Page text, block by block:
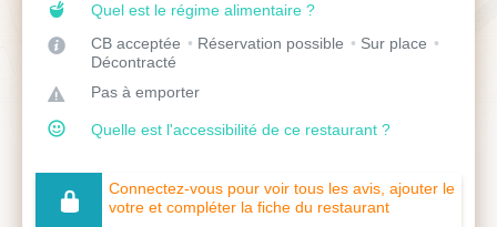
Quel est le régime alimentaire ?
CB acceptée
Réservation possible
Sur place
Décontracté
Pas à emporter
Quelle est l'accessibilité de ce restaurant ?
Connectez-vous pour voir tous les avis, ajouter le
votre et compléter la fiche du restaurant